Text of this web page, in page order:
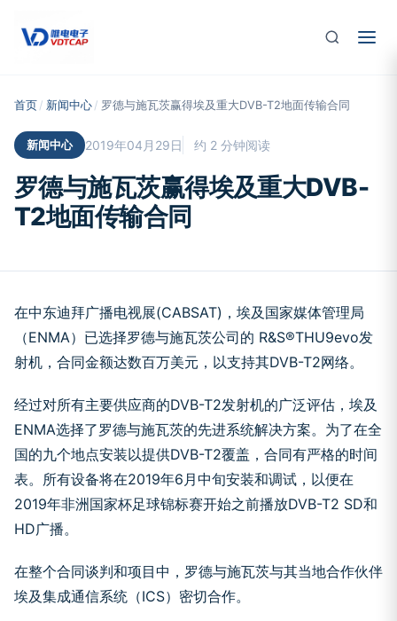
首页 / 新闻中心 / 罗德与施瓦茨赢得埃及重大DVB-T2地面传输合同
新闻中心 2019年04月29日 约 2 分钟阅读
罗德与施瓦茨赢得埃及重大DVB-
T2地面传输合同
在中东迪拜广播电视展(CABSAT)，埃及国家媒体管理局
（ENMA）已选择罗德与施瓦茨公司的 R&S®THU9evo发
射机，合同金额达数百万美元，以支持其DVB-T2网络。
经过对所有主要供应商的DVB-T2发射机的广泛评估，埃及
ENMA选择了罗德与施瓦茨的先进系统解决方案。为了在全
国的九个地点安装以提供DVB-T2覆盖，合同有严格的时间
表。所有设备将在2019年6月中旬安装和调试，以便在
2019年非洲国家杯足球锦标赛开始之前播放DVB-T2 SD和
HD广播。
在整个合同谈判和项目中，罗德与施瓦茨与其当地合作伙伴
埃及集成通信系统（ICS）密切合作。